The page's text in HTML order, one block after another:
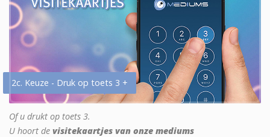
2c. Keuze - Druk op toets 3 +
Of u drukt op toets 3.
U hoort de visitekaartjes van onze mediums